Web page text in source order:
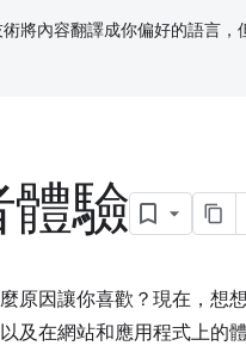
將內容翻譯成你偏好的語言，
驗
原因讓你喜歡？現在，想
及在網站和應用程式上的